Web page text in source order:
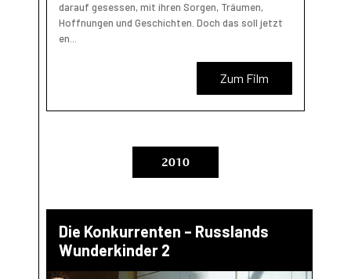
darauf gesessen, mit ihren Sorgen, Träumen,
Hoffnungen und Geschichten. Doch das soll jetzt
en...
Zum Film
2010
Die Konkurrenten – Russlands
Wunderkinder 2